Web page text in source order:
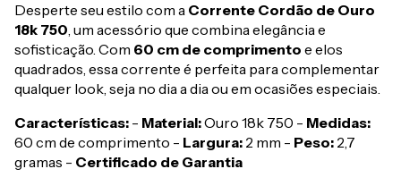
Desperte seu estilo com a Corrente Cordão de Ouro
18k 750, um acessório que combina elegância e
sofisticação. Com 60 cm de comprimento e elos
quadrados, essa corrente é perfeita para complementar
qualquer look, seja no dia a dia ou em ocasiões especiais.
Características: - Material:Ouro 18k 750 - Medidas:
60 cm de comprimento - Largura: 2 mm - Peso: 2,7
gramas - Certificado de Garantia